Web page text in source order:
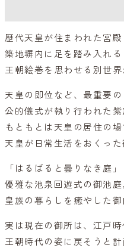
歴代天皇が住まわれた宮殿
築地塀内に足を踏み入れる
王朝絵巻を思わせる別世界
天皇の即位など、最重要の
公的儀式が執り行われた紫
もともとは天皇の居住の場
天皇が日常生活をおくった
「はるばると曇りなき庭
優雅な池泉回遊式の御池庭
皇族の暮らしを癒やした御
実は現在の御所は、江戸時
王朝時代の姿に戻そうと計